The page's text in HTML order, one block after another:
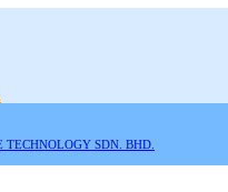
TECHNOLOGY SDN. BHD.